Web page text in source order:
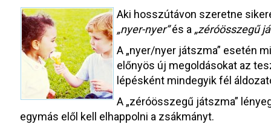
Aki hosszútávon szeretne
„nyer-nyer”és a „zéróösszegű
A „nyer/nyer játszma” esetén
előnyös új megoldásokat az
lépésként mindegyik fél
A „zéróösszegű játszma”
egymás elől kell elhappolni a zsákmányt.